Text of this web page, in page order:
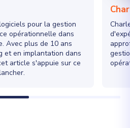
pour la gestion
opérationnelle dans
Avec plus de 10 ans
et en implantation dans
article s'appuie sur ce